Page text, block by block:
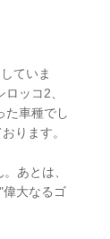
ていま
ッコ2、
た車種でし
ります。
あとは、
偉大なるゴ